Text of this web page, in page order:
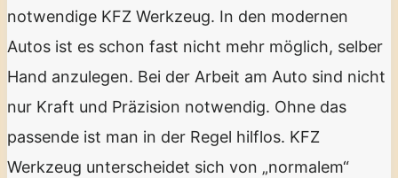
notwendige KFZ Werkzeug. In den modernen
Autos ist es schon fast nicht mehr möglich, selber
Hand anzulegen. Bei der Arbeit am Auto sind nicht
nur Kraft und Präzision notwendig. Ohne das
passende ist man in der Regel hilflos. KFZ
Werkzeug unterscheidet sich von „normalem“